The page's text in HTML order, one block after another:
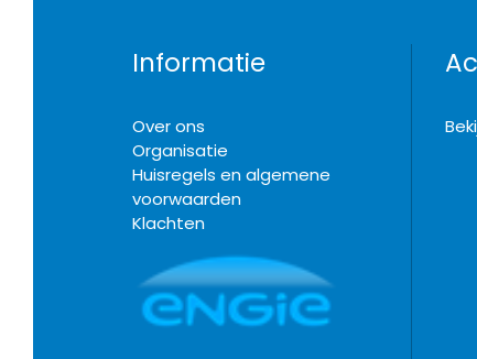
Informatie
Over ons
Organisatie
Huisregels en algemene
voorwaarden
Klachten